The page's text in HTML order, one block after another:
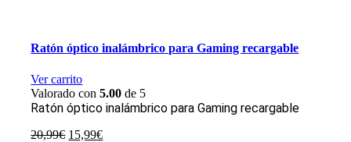
Ratón óptico inalámbrico para Gaming recargable
Ver carrito
Valorado con5.00 de 5
Ratón óptico inalámbrico para Gaming recargable
20,99€ El
15,99€El